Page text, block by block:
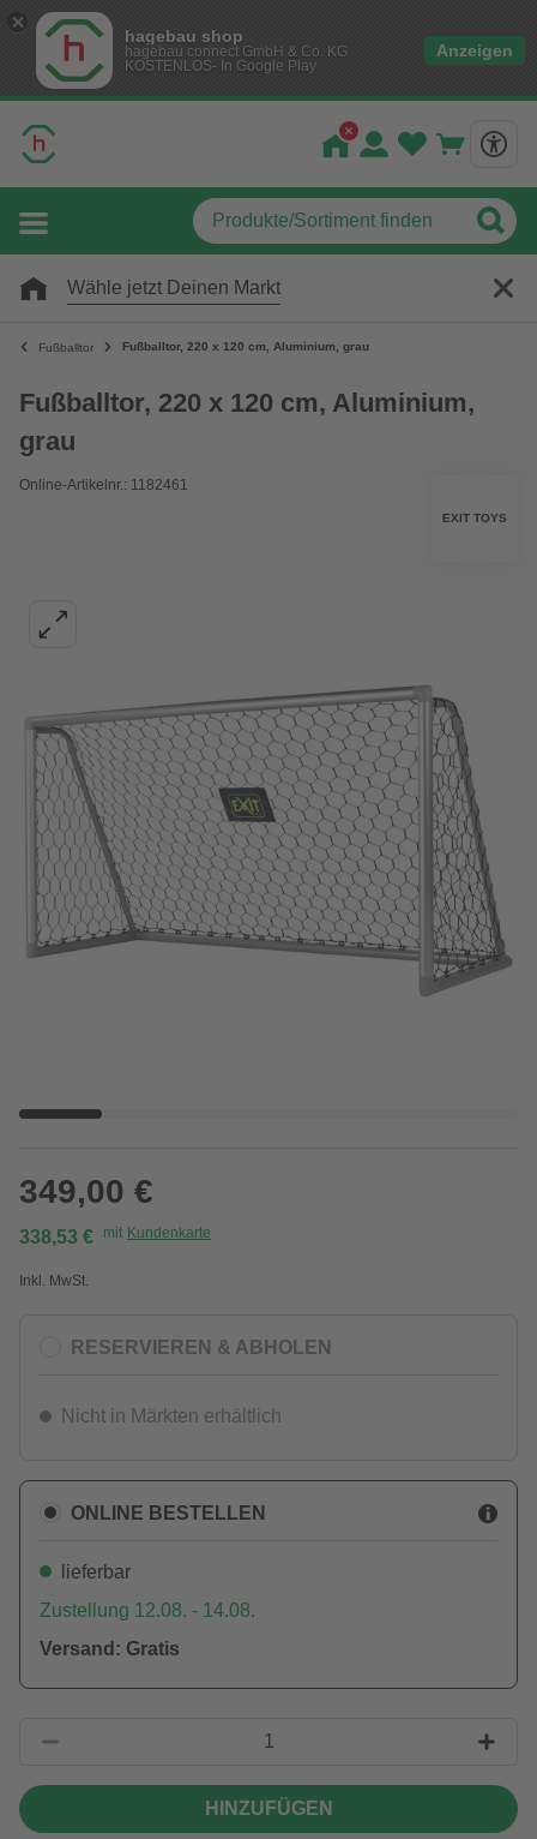
hagebau shop
hagebau connect GmbH & Co. KG
KOSTENLOS- In Google Play
Anzeigen
Wähle jetzt Deinen Markt
Fußballtor Fußballtor, 220 x 120 cm, Aluminium, grau
Fußballtor, 220 x 120 cm, Aluminium,
grau
Online-Artikelnr.: 1182461
EXIT TOYS
349,00 €
338,53 € mit Kundenkarte
Inkl. MwSt.
RESERVIEREN & ABHOLEN
Nicht in Märkten erhältlich
ONLINE BESTELLEN
lieferbar
Zustellung 12.08. - 14.08.
Versand: Gratis
HINZUFÜGEN